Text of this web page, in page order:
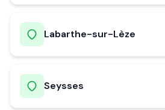
Labarthe-sur-Lèze
Seysses